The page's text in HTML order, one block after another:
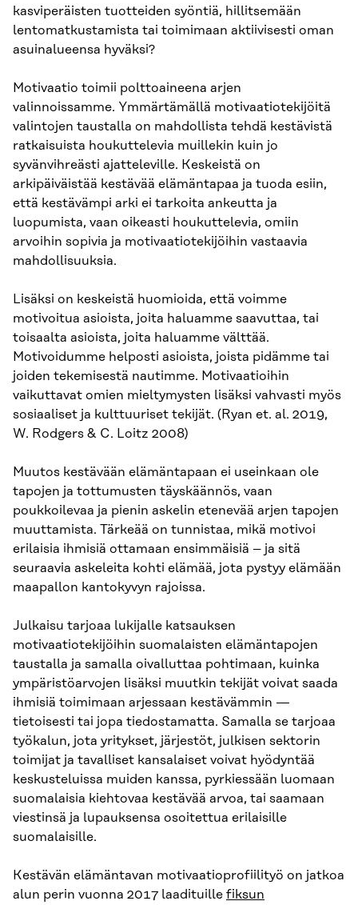
kasviperäisten tuotteiden syöntiä, hillitsemään
lentomatkustamista tai toimimaan aktiivisesti oman
asuinalueensa hyväksi?
Motivaatio toimii polttoaineena arjen
valinnoissamme. Ymmärtämällä motivaatiotekijöitä
valintojen taustalla on mahdollista tehdä kestävistä
ratkaisuista houkuttelevia muillekin kuin jo
syvänvihreästi ajatteleville. Keskeistä on
arkipäiväistää kestävää elämäntapaa ja tuoda esiin,
että kestävämpi arki ei tarkoita ankeutta ja
luopumista, vaan oikeasti houkuttelevia, omiin
arvoihin sopivia ja motivaatiotekijöihin vastaavia
mahdollisuuksia.
Lisäksi on keskeistä huomioida, että voimme
motivoitua asioista, joita haluamme saavuttaa, tai
toisaalta asioista, joita haluamme välttää.
Motivoidumme helposti asioista, joista pidämme tai
joiden tekemisestä nautimme. Motivaatioihin
vaikuttavat omien mieltymysten lisäksi vahvasti myös
sosiaaliset ja kulttuuriset tekijät. (Ryan et. al. 2019,
W. Rodgers & C. Loitz 2008)
Muutos kestävään elämäntapaan ei useinkaan ole
tapojen ja tottumusten täyskäännös, vaan
poukkoilevaa ja pienin askelin etenevää arjen tapojen
muuttamista. Tärkeää on tunnistaa, mikä motivoi
erilaisia ihmisiä ottamaan ensimmäisiä – ja sitä
seuraavia askeleita kohti elämää, jota pystyy elämään
maapallon kantokyvyn rajoissa.
Julkaisu tarjoaa lukijalle katsauksen
motivaatiotekijöihin suomalaisten elämäntapojen
taustalla ja samalla oivalluttaa pohtimaan, kuinka
ympäristöarvojen lisäksi muutkin tekijät voivat saada
ihmisiä toimimaan arjessaan kestävämmin —
tietoisesti tai jopa tiedostamatta. Samalla se tarjoaa
työkalun, jota yritykset, järjestöt, julkisen sektorin
toimijat ja tavalliset kansalaiset voivat hyödyntää
keskusteluissa muiden kanssa, pyrkiessään luomaan
suomalaisia kiehtovaa kestävää arvoa, tai saamaan
viestinsä ja lupauksensa osoitettua erilaisille
suomalaisille.
Kestävän elämäntavan motivaatioprofiilityö on jatkoa
alun perin vuonna 2017 laadituille fiksun